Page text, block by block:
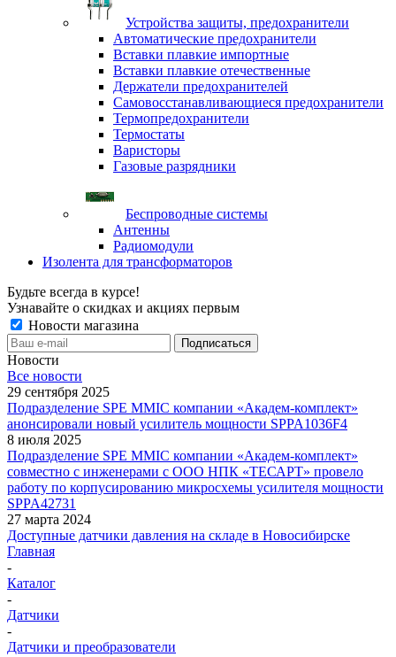
Устройства защиты, предохранители
Автоматические предохранители
Вставки плавкие импортные
Вставки плавкие отечественные
Держатели предохранителей
Самовосстанавливающиеся предохранители
Термопредохранители
Термостаты
Варисторы
Газовые разрядники
Беспроводные системы
Антенны
Радиомодули
Изолента для трансформаторов
Будьте всегда в курсе!
Узнавайте о скидках и акциях первым
Новости магазина
Новости
Все новости
29 сентября 2025
Подразделение SPE MMIC компании «Академ-комплект»
анонсировали новый усилитель мощности SPPA1036F4
8 июля 2025
Подразделение SPE MMIC компании «Академ-комплект»
совместно с инженерами с ООО НПК «ТЕСАРТ» провело
работу по корпусированию микросхемы усилителя мощности
SPPA42731
27 марта 2024
Доступные датчики давления на складе в Новосибирске
Главная
-
Каталог
-
Датчики
-
Датчики и преобразователи